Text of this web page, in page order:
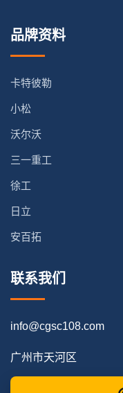
品牌资料
卡特彼勒
小松
沃尔沃
三一重工
徐工
日立
安百拓
联系我们
info@cgsc108.com
广州市天河区